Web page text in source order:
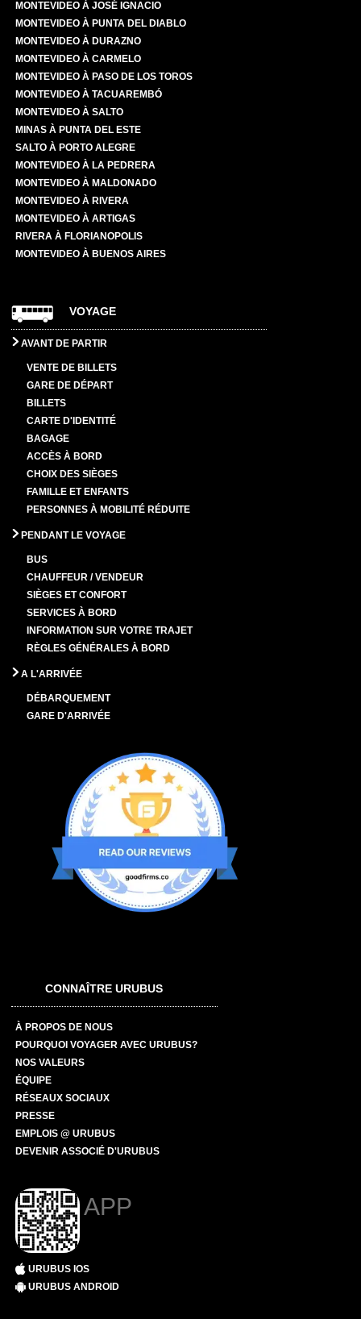
MONTEVIDEO À JOSÉ IGNACIO
MONTEVIDEO À PUNTA DEL DIABLO
MONTEVIDEO À DURAZNO
MONTEVIDEO À CARMELO
MONTEVIDEO À PASO DE LOS TOROS
MONTEVIDEO À TACUAREMBÓ
MONTEVIDEO À SALTO
MINAS À PUNTA DEL ESTE
SALTO À PORTO ALEGRE
MONTEVIDEO À LA PEDRERA
MONTEVIDEO À MALDONADO
MONTEVIDEO À RIVERA
MONTEVIDEO À ARTIGAS
RIVERA À FLORIANOPOLIS
MONTEVIDEO À BUENOS AIRES
VOYAGE
AVANT DE PARTIR
VENTE DE BILLETS
GARE DE DÉPART
BILLETS
CARTE D'IDENTITÉ
BAGAGE
ACCÈS À BORD
CHOIX DES SIÈGES
FAMILLE ET ENFANTS
PERSONNES À MOBILITÉ RÉDUITE
PENDANT LE VOYAGE
BUS
CHAUFFEUR / VENDEUR
SIÈGES ET CONFORT
SERVICES À BORD
INFORMATION SUR VOTRE TRAJET
RÈGLES GÉNÉRALES À BORD
A L'ARRIVÉE
DÉBARQUEMENT
GARE D'ARRIVÉE
CONNAÎTRE URUBUS
À PROPOS DE NOUS
POURQUOI VOYAGER AVEC URUBUS?
NOS VALEURS
ÉQUIPE
RÉSEAUX SOCIAUX
PRESSE
EMPLOIS @ URUBUS
DEVENIR ASSOCIÉ D'URUBUS
APP
URUBUS IOS
URUBUS ANDROID